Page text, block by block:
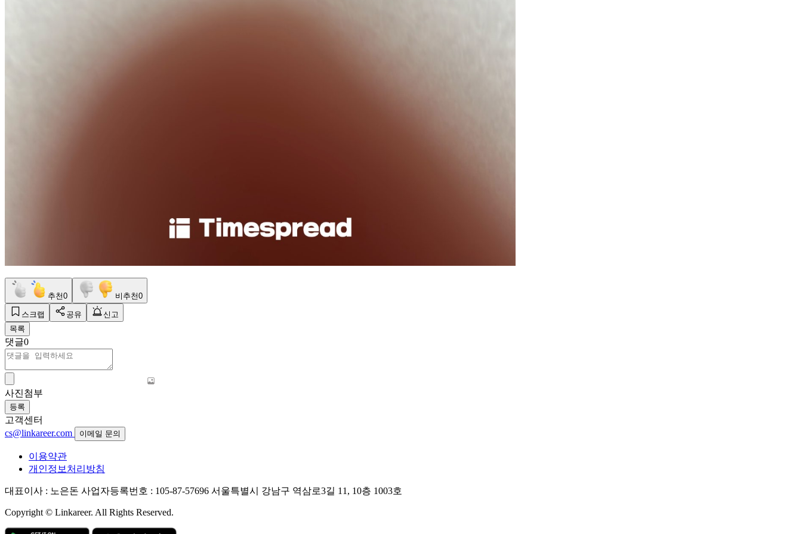
추천0 비추천0
스크랩 공유
신고
목록
댓글0
사진첨부
등록
고객센터
cs@linkareer.com
이메일 문의
이용약관
개인정보처리방침
대표이사 : 노은돈 사업자등록번호 : 105-87-57696 서울특별시 강남구 역삼로3길 11, 10층 1003호
Copyright © Linkareer. All Rights Reserved.